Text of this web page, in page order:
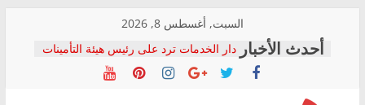
content
السبت, أغسطس 8, 2026
دار الخدمات ترد على رئيس هيئة التأمينات
بعد مؤتمره الصحفي: إنكار الأزمة لا ينهي
معاناة أصحاب المعاشات.. ونطالب بكشف